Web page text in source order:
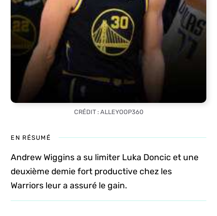
CRÉDIT : ALLEYOOP360
EN RÉSUMÉ
Andrew Wiggins a su limiter Luka Doncic et une
deuxième demie fort productive chez les
Warriors leur a assuré le gain.